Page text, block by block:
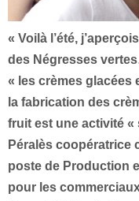
« Voilà l’été,
des Négresses
« les crèmes glacées
la fabrication des
fruit est une activité
Péralès coopératrice
poste de Production
pour les